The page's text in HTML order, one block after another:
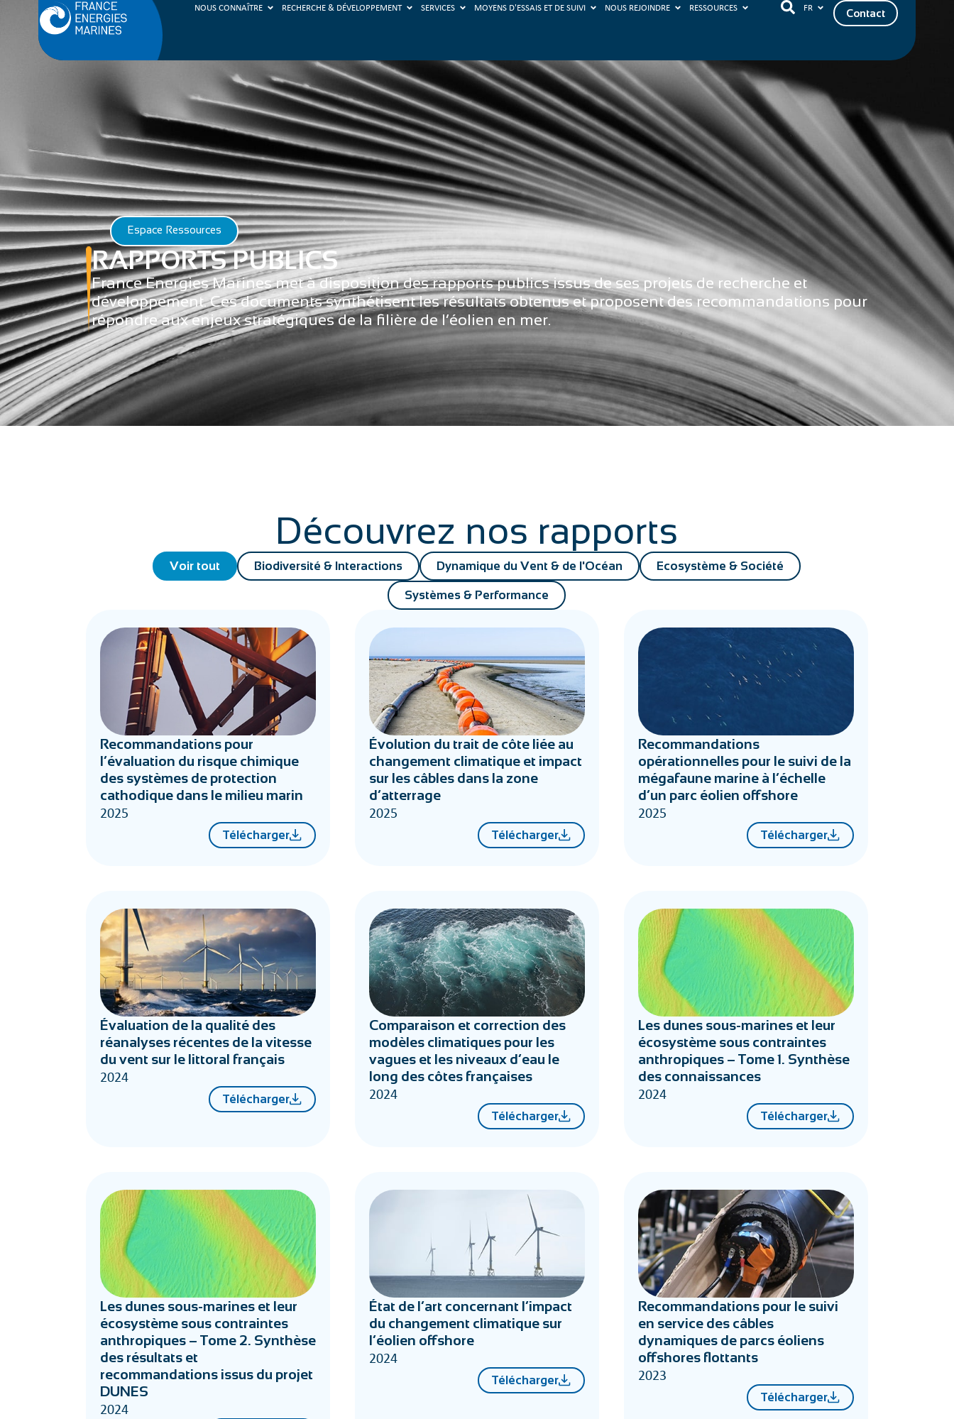
NOUS CONNAÎTRE RECHERCHE & DÉVELOPPEMENT SERVICES MOYENS D'ESSAIS ET DE SUIVI NOUS REJOINDRE RESSOURCES FR Contact
Espace Ressources
RAPPORTS PUBLICS
France Energies Marines met à disposition des rapports publics issus de ses projets de recherche et
développement. Ces documents synthétisent les résultats obtenus et proposent des recommandations pour
répondre aux enjeux stratégiques de la filière de l’éolien en mer.
Découvrez nos rapports
Voir tout Biodiversité & Interactions Dynamique du Vent & de l'Océan Ecosystème & Société
Systèmes & Performance
Recommandations pour
l’évaluation du risque chimique
des systèmes de protection
cathodique dans le milieu marin
2025
Télécharger
Évolution du trait de côte liée au
changement climatique et impact
sur les câbles dans la zone
d’atterrage
2025
Télécharger
Recommandations
opérationnelles pour le suivi de la
mégafaune marine à l’échelle
d’un parc éolien offshore
2025
Télécharger
Évaluation de la qualité des
réanalyses récentes de la vitesse
du vent sur le littoral français
2024
Télécharger
Comparaison et correction des
modèles climatiques pour les
vagues et les niveaux d’eau le
long des côtes françaises
2024
Télécharger
Les dunes sous-marines et leur
écosystème sous contraintes
anthropiques – Tome 1. Synthèse
des connaissances
2024
Télécharger
Les dunes sous-marines et leur
écosystème sous contraintes
anthropiques – Tome 2. Synthèse
des résultats et
recommandations issus du projet
DUNES
2024
État de l’art concernant l’impact
du changement climatique sur
l’éolien offshore
2024
Télécharger
Recommandations pour le suivi
en service des câbles
dynamiques de parcs éoliens
offshores flottants
2023
Télécharger